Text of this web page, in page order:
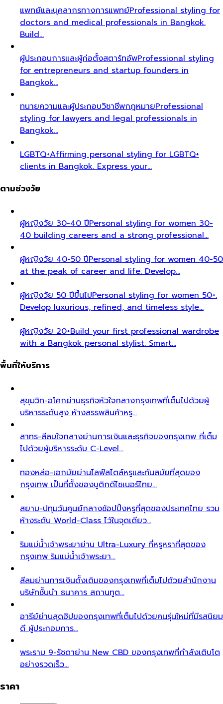
แพทย์และบุคลากรทางการแพทย์Professional styling for
doctors and medical professionals in Bangkok.
Build…
ผู้ประกอบการและผู้ก่อตั้งสตาร์ทอัพProfessional styling
for entrepreneurs and startup founders in
Bangkok…
ทนายความและผู้ประกอบวิชาชีพกฎหมายProfessional
styling for lawyers and legal professionals in
Bangkok…
LGBTQ+Affirming personal styling for LGBTQ+
clients in Bangkok. Express your…
ตามช่วงวัย
ผู้หญิงวัย 30-40 ปีPersonal styling for women 30-
40 building careers and a strong professional…
ผู้หญิงวัย 40-50 ปีPersonal styling for women 40-50
at the peak of career and life. Develop…
ผู้หญิงวัย 50 ปีขึ้นไปPersonal styling for women 50+.
Develop luxurious, refined, and timeless style…
ผู้หญิงวัย 20+Build your first professional wardrobe
with a Bangkok personal stylist. Smart…
พื้นที่ให้บริการ
สุขุมวิท-อโศกย่านธุรกิจหัวใจกลางกรุงเทพที่เต็มไปด้วยผู้
บริหารระดับสูง ห้างสรรพสินค้าหรู…
สาทร-สีลมใจกลางย่านการเงินและธุรกิจของกรุงเทพ ที่เต็ม
ไปด้วยผู้บริหารระดับ C-Level…
ทองหล่อ-เอกมัยย่านไลฟ์สไตล์หรูและทันสมัยที่สุดของ
กรุงเทพ เป็นที่ตั้งของบูติกดีไซเนอร์ไทย…
สยาม-ปทุมวันศูนย์กลางช้อปปิ้งหรูที่สุดของประเทศไทย รวม
ห้างระดับ World-Class ไว้ในจุดเดียว…
ริมแม่น้ำเจ้าพระยาย่าน Ultra-Luxury ที่หรูหราที่สุดของ
กรุงเทพ ริมแม่น้ำเจ้าพระยา…
สีลมย่านการเงินดั้งเดิมของกรุงเทพที่เต็มไปด้วยสำนักงาน
บริษัทชั้นนำ ธนาคาร สถานทูต…
อารีย์ย่านสุดฮิปของกรุงเทพที่เต็มไปด้วยคนรุ่นใหม่ที่มีรสนิยม
ดี ผู้ประกอบการ…
พระราม 9-รัชดาย่าน New CBD ของกรุงเทพที่กำลังเติบโต
อย่างรวดเร็ว…
ราคา